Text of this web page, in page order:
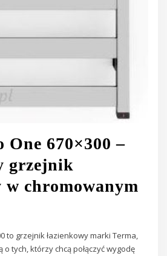
One 670×300 –
grzejnik
w chromowanym
to grzejnik łazienkowy marki Terma,
tych, którzy chcą połączyć wygodę